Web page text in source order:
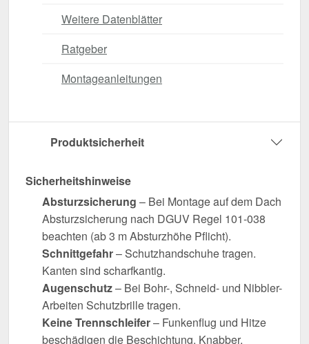
Weitere Datenblätter
Ratgeber
Montageanleitungen
Produktsicherheit
Sicherheitshinweise
Absturzsicherung – Bei Montage auf dem Dach
Absturzsicherung nach DGUV Regel 101-038
beachten (ab 3 m Absturzhöhe Pflicht).
Schnittgefahr– Schutzhandschuhe tragen.
Kanten sind scharfkantig.
Augenschutz– Bei Bohr-, Schneid- und Nibbler-
Arbeiten Schutzbrille tragen.
Keine Trennschleifer– Funkenflug und Hitze
beschädigen die Beschichtung. Knabber,